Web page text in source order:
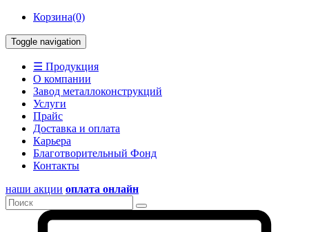
Корзина(0)
Toggle navigation
☰ Продукция
О компании
Завод металлоконструкций
Услуги
Прайс
Доставка и оплата
Карьера
Благотворительный Фонд
Контакты
наши акции оплата онлайн